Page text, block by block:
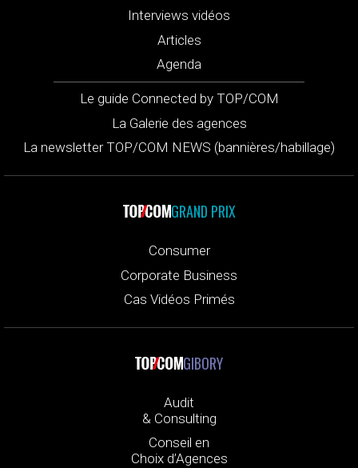
Interviews vidéos
Articles
Agenda
Le guide Connected by TOP/COM
La Galerie des agences
La newsletter TOP/COM NEWS (bannières/habillage)
GRAND PRIX
Consumer
Corporate Business
Cas Vidéos Primés
GIBORY
Audit
& Consulting
Conseil en
Choix d’Agences